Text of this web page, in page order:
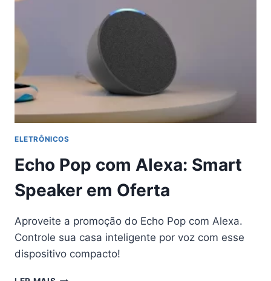
ELETRÔNICOS
Echo Pop com Alexa: Smart
Speaker em Oferta
Aproveite a promoção do Echo Pop com Alexa.
Controle sua casa inteligente por voz com esse
dispositivo compacto!
ECHO